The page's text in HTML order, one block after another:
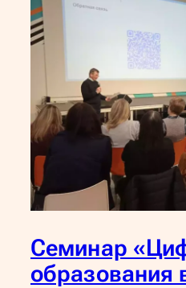
Семинар
образования